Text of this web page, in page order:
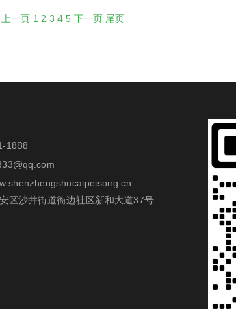
上一页 1 2 3 4 5 下一页 尾页
1888
区沙井街道衙边社区新和大道37号